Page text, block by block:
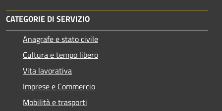
CATEGORIE DI SERVIZIO
Anagrafe e stato civile
Cultura e tempo libero
Vita lavorativa
Imprese e Commercio
Mobilità e trasporti